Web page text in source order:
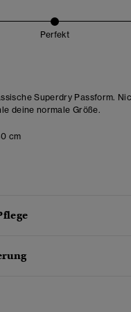
Perfekt
Superdry Passform.
deine normale Größe.
cm